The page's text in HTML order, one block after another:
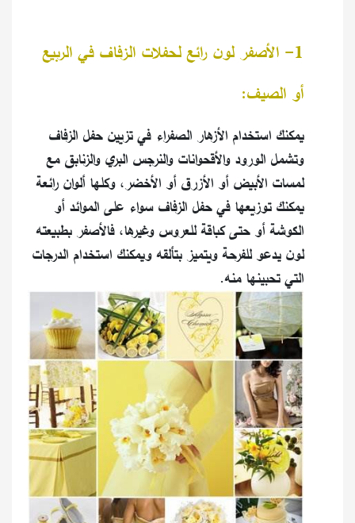
1- الأصفر لون رائع لحفلات الزفاف في الربيع
أو الصيف:
يمكنك استخدام الأزهار الصفراء في تزيين حفل الزفاف
وتشمل الورود والأقحوانات والنرجس البري والزنابق مع
لمسات الأبيض أو الأزرق أو الأخضر، وكلها ألوان رائعة
يمكنك توزيعها في حفل الزفاف سواء على الموائد أو
الكوشة أو حتى كباقة للعروس وغيرها، فالأصفر بطبيعته
لون يدعو للفرحة ويتميز بتألقه ويمكنك استخدام الدرجات
التي تحبينها منه.